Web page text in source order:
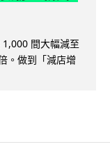
間大幅減至
。做到「減店增